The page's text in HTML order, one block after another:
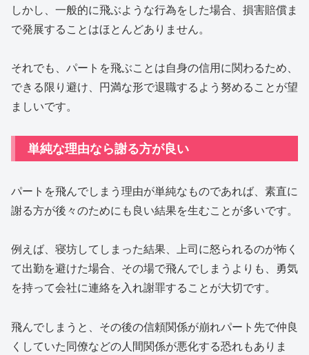
しかし、一般的に飛ぶような行為をした場合、損害賠償ま
で発展することはほとんどありません。
それでも、パートを飛ぶことは自身の信用に関わるため、
できる限り避け、円満な形で退職するよう努めることが望
ましいです。
単純な理由なら謝る方が良い
パートを飛んでしまう理由が単純なものであれば、素直に
謝る方が後々のためにも良い結果を生むことが多いです。
例えば、寝坊してしまった結果、上司に怒られるのが怖く
て出勤を避けた場合、その場で飛んでしまうよりも、勇気
を持って会社に連絡を入れ謝罪することが大切です。
飛んでしまうと、その後の信頼関係が崩れパート先で仲良
くしていた同僚などの人間関係が悪化する恐れもありま